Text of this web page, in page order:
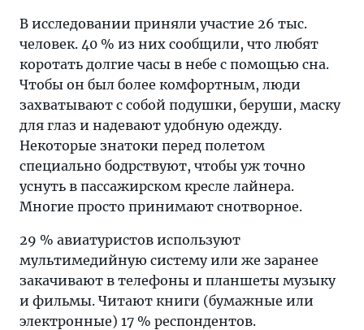
В исследовании приняли участие 26 тыс.
человек. 40 % из них сообщили, что любят
коротать долгие часы в небе с помощью сна.
Чтобы он был более комфортным, люди
захватывают с собой подушки, беруши, маску
для глаз и надевают удобную одежду.
Некоторые знатоки перед полетом
специально бодрствуют, чтобы уж точно
уснуть в пассажирском кресле лайнера.
Многие просто принимают снотворное.
29 % авиатуристов используют
мультимедийную систему или же заранее
закачивают в телефоны и планшеты музыку
и фильмы. Читают книги (бумажные или
электронные) 17 % респондентов.